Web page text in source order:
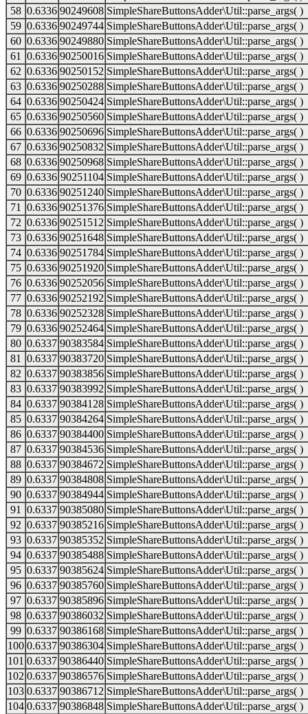
58 0.6336 90249608 SimpleShareButtonsAdder\Util::parse_args( )
59 0.6336 90249744 SimpleShareButtonsAdder\Util::parse_args( )
60 0.6336 90249880 SimpleShareButtonsAdder\Util::parse_args( )
61
0.6336 90250016 SimpleShareButtonsAdder\Util::parse_args( )
62 0.6336 90250152 SimpleShareButtonsAdder\Util::parse_args( )
63 0.6336 90250288 SimpleShareButtonsAdder\Util::parse_args( )
64 0.6336 90250424 SimpleShareButtonsAdder\Util::parse_args( )
65 0.6336 90250560 SimpleShareButtonsAdder\Util::parse_args( )
66 0.6336 90250696 SimpleShareButtonsAdder\Util::parse_args( )
67 0.6336 90250832 SimpleShareButtonsAdder\Util::parse_args( )
68 0.6336 90250968 SimpleShareButtonsAdder\Util::parse_args( )
69 0.6336 90251104 SimpleShareButtonsAdder\Util::parse_args( )
70 0.6336 90251240 SimpleShareButtonsAdder\Util::parse_args( )
71
0.6336 90251376 SimpleShareButtonsAdder\Util::parse_args( )
72 0.6336 90251512 SimpleShareButtonsAdder\Util::parse_args( )
73 0.6336 90251648 SimpleShareButtonsAdder\Util::parse_args( )
74 0.6336 90251784 SimpleShareButtonsAdder\Util::parse_args( )
75 0.6336 90251920 SimpleShareButtonsAdder\Util::parse_args( )
76 0.6336 90252056 SimpleShareButtonsAdder\Util::parse_args( )
77 0.6336 90252192 SimpleShareButtonsAdder\Util::parse_args( )
78 0.6336 90252328 SimpleShareButtonsAdder\Util::parse_args( )
79 0.6336 90252464 SimpleShareButtonsAdder\Util::parse_args( )
80 0.6337 90383584 SimpleShareButtonsAdder\Util::parse_args( )
81
0.6337 90383720 SimpleShareButtonsAdder\Util::parse_args( )
82 0.6337 90383856 SimpleShareButtonsAdder\Util::parse_args( )
83 0.6337 90383992 SimpleShareButtonsAdder\Util::parse_args( )
84 0.6337 90384128 SimpleShareButtonsAdder\Util::parse_args( )
85 0.6337 90384264 SimpleShareButtonsAdder\Util::parse_args( )
86 0.6337 90384400 SimpleShareButtonsAdder\Util::parse_args( )
87 0.6337 90384536 SimpleShareButtonsAdder\Util::parse_args( )
88 0.6337 90384672 SimpleShareButtonsAdder\Util::parse_args( )
89 0.6337 90384808 SimpleShareButtonsAdder\Util::parse_args( )
90 0.6337 90384944 SimpleShareButtonsAdder\Util::parse_args( )
91
0.6337 90385080 SimpleShareButtonsAdder\Util::parse_args( )
92 0.6337 90385216 SimpleShareButtonsAdder\Util::parse_args( )
93 0.6337 90385352 SimpleShareButtonsAdder\Util::parse_args( )
94 0.6337 90385488 SimpleShareButtonsAdder\Util::parse_args( )
95 0.6337 90385624 SimpleShareButtonsAdder\Util::parse_args( )
96 0.6337 90385760 SimpleShareButtonsAdder\Util::parse_args( )
97 0.6337 90385896 SimpleShareButtonsAdder\Util::parse_args( )
98 0.6337 90386032 SimpleShareButtonsAdder\Util::parse_args( )
99 0.6337 90386168 SimpleShareButtonsAdder\Util::parse_args( )
100 0.6337 90386304 SimpleShareButtonsAdder\Util::parse_args( )
101 0.6337 90386440 SimpleShareButtonsAdder\Util::parse_args( )
102 0.6337 90386576 SimpleShareButtonsAdder\Util::parse_args( )
103 0.6337 90386712 SimpleShareButtonsAdder\Util::parse_args( )
104 0.6337 90386848 SimpleShareButtonsAdder\Util::parse_args( )